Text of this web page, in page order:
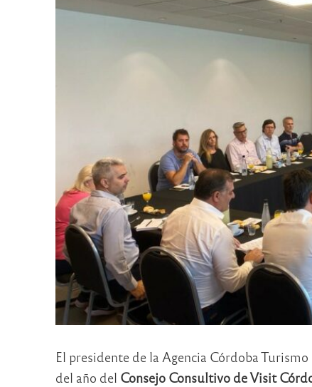
El presidente de la Agencia Córdoba
del año del Consejo Consultivo de Visit